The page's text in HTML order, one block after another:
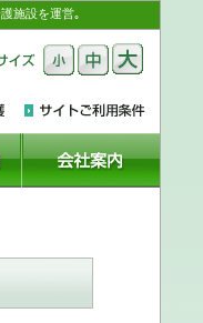
施設を運営｡